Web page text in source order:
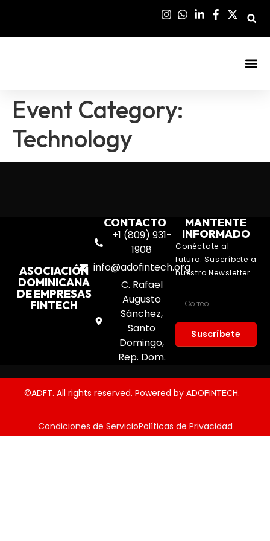
Event Category:
Technology
ASOCIACIÓN
DOMINICANA
DE EMPRESAS
FINTECH
CONTACTO
+1 (809) 931-
1908
info@adofintech.org
C. Rafael
Augusto
Sánchez,
Santo
Domingo,
Rep. Dom.
MANTENTE
INFORMADO
Conéctate al
futuro: Suscríbete a
nuestro Newsletter
Suscríbete
©ADFT. All rights reserved. Powered by ADOFINTECH.
Condiciones de ServicioPolíticas de Privacidad